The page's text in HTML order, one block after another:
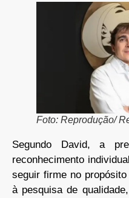
Foto: Reprodução/
Segundo David, a
reconhecimento
seguir firme no
à pesquisa de